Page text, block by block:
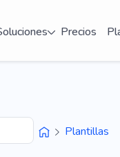
Precios
Plantillas